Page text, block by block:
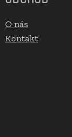
O nás
Kontakt